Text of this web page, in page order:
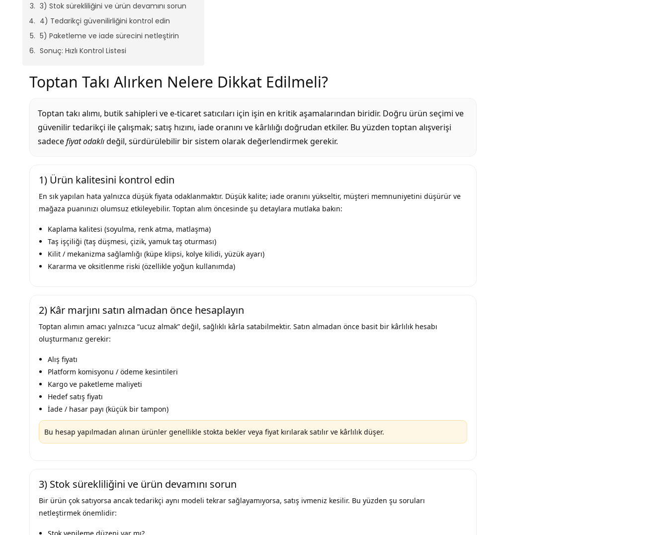
3) Stok sürekliliğini ve ürün devamını sorun
4) Tedarikçi güvenilirliğini kontrol edin
5) Paketleme ve iade sürecini netleştirin
Sonuç: Hızlı Kontrol Listesi
Toptan Takı Alırken Nelere Dikkat Edilmeli?
Toptan takı alımı, butik sahipleri ve e-ticaret satıcıları için işin en kritik aşamalarından biridir. Doğru ürün seçimi ve
güvenilir tedarikçi ile çalışmak; satış hızını, iade oranını ve kârlılığı doğrudan etkiler. Bu yüzden toptan alışverişi
sadecefiyat odaklıdeğil, sürdürülebilir bir sistem olarak değerlendirmek gerekir.
1) Ürün kalitesini kontrol edin
En sık yapılan hata yalnızca düşük fiyata odaklanmaktır. Düşük kalite; iade oranını yükseltir, müşteri memnuniyetini düşürür ve
mağaza puanınızı olumsuz etkileyebilir. Toptan alım öncesinde şu detaylara mutlaka bakın:
Kaplama kalitesi (soyulma, renk atma, matlaşma)
Taş işçiliği (taş düşmesi, çizik, yamuk taş oturması)
Kilit / mekanizma sağlamlığı (küpe klipsi, kolye kilidi, yüzük ayarı)
Kararma ve oksitlenme riski (özellikle yoğun kullanımda)
2) Kâr marjını satın almadan önce hesaplayın
Toptan alımın amacı yalnızca “ucuz almak” değil, sağlıklı kârla satabilmektir. Satın almadan önce basit bir kârlılık hesabı
oluşturmanız gerekir:
Alış fiyatı
Platform komisyonu / ödeme kesintileri
Kargo ve paketleme maliyeti
Hedef satış fiyatı
İade / hasar payı (küçük bir tampon)
Bu hesap yapılmadan alınan ürünler genellikle stokta bekler veya fiyat kırılarak satılır ve kârlılık düşer.
3) Stok sürekliliğini ve ürün devamını sorun
Bir ürün çok satıyorsa ancak tedarikçi aynı modeli tekrar sağlayamıyorsa, satış ivmeniz kesilir. Bu yüzden şu soruları
netleştirmek önemlidir: